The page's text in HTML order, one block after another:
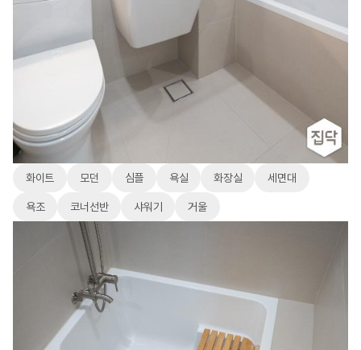
화이트 모던 심플 욕실 화장실 세면대
욕조 코너선반 샤워기 거울